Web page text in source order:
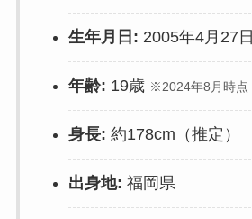
生年月日: 2005年4月27日
年齢: 19歳 ※2024年8月時点
身長: 約178cm（推定）
出身地: 福岡県